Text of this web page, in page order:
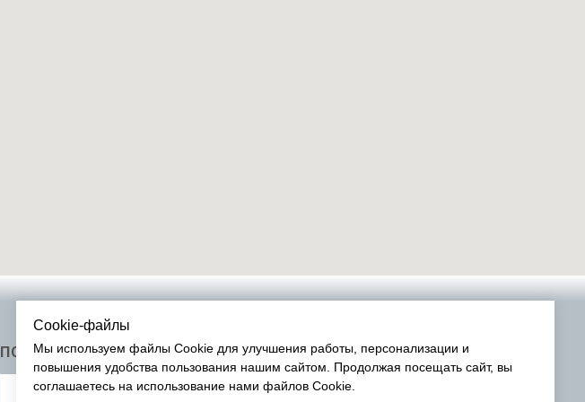
Cookie-файлы
Мы используем файлы Cookie для улучшения работы, персонализации и
повышения удобства пользования нашим сайтом. Продолжая посещать сайт, вы
соглашаетесь на использование нами файлов Cookie.
ПОДПИСАТЬСЯ